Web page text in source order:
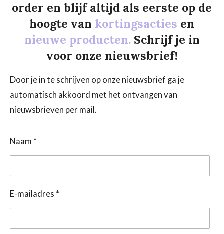
order en blijf altijd als eerste op de
hoogte van kortingsacties en
nieuwe producten. Schrijf je in
voor onze nieuwsbrief!
Door je in te schrijven op onze nieuwsbrief ga je
automatisch akkoord met het ontvangen van
nieuwsbrieven per mail.
Naam *
E-mailadres *